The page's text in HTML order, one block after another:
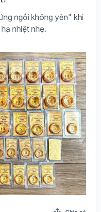
ngồi không yên" khi
nhiệt nhẹ.